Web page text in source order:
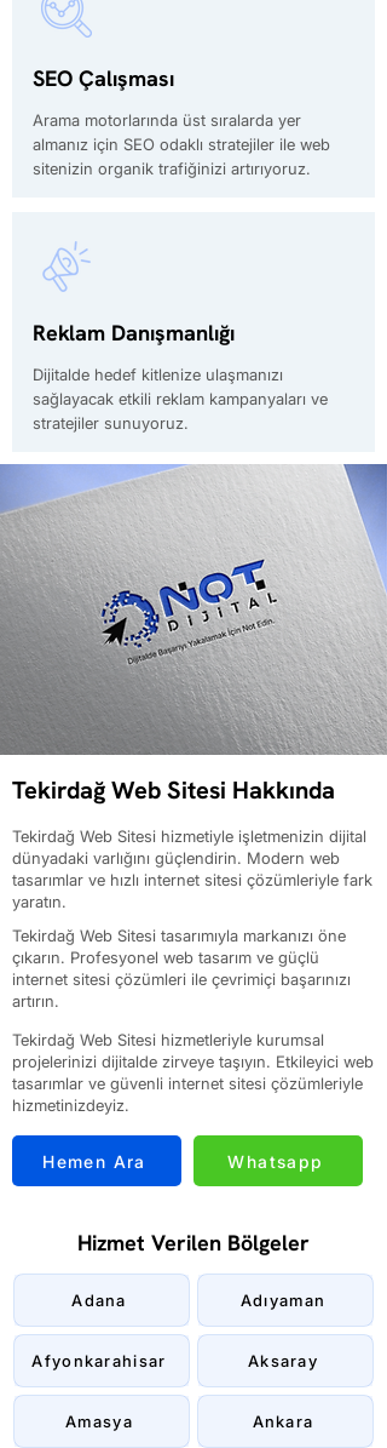
SEO Çalışması
Arama motorlarında üst sıralarda yer
almanız için SEO odaklı stratejiler ile web
sitenizin organik trafiğinizi artırıyoruz.
Reklam Danışmanlığı
Dijitalde hedef kitlenize ulaşmanızı
sağlayacak etkili reklam kampanyaları ve
stratejiler sunuyoruz.
Tekirdağ Web Sitesi Hakkında
Tekirdağ Web Sitesi hizmetiyle işletmenizin dijital
dünyadaki varlığını güçlendirin. Modern web
tasarımlar ve hızlı internet sitesi çözümleriyle fark
yaratın.
Tekirdağ Web Sitesi tasarımıyla markanızı öne
çıkarın. Profesyonel web tasarım ve güçlü
internet sitesi çözümleri ile çevrimiçi başarınızı
artırın.
Tekirdağ Web Sitesi hizmetleriyle kurumsal
projelerinizi dijitalde zirveye taşıyın. Etkileyici web
tasarımlar ve güvenli internet sitesi çözümleriyle
hizmetinizdeyiz.
Hemen Ara Whatsapp
Hizmet Verilen Bölgeler
Adana
Afyonkarahisar
Amasya
Adıyaman
Aksaray
Ankara